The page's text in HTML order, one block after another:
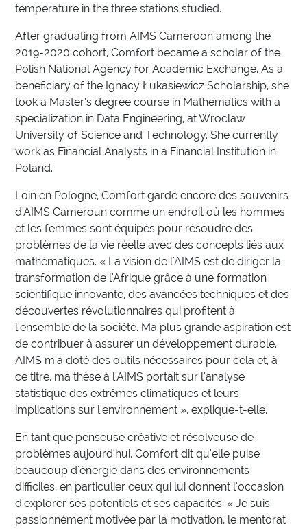
temperature in the three stations studied.
After graduating from AIMS Cameroon among the
2019-2020 cohort, Comfort became a scholar of the
Polish National Agency for Academic Exchange. As a
beneficiary of the Ignacy Łukasiewicz Scholarship, she
took a Master’s degree course in Mathematics with a
specialization in Data Engineering, at Wroclaw
University of Science and Technology. She currently
work as Financial Analysts in a Financial Institution in
Poland.
Loin en Pologne, Comfort garde encore des souvenirs
d'AIMS Cameroun comme un endroit où les hommes
et les femmes sont équipés pour résoudre des
problèmes de la vie réelle avec des concepts liés aux
mathématiques. « La vision de l'AIMS est de diriger la
transformation de l'Afrique grâce à une formation
scientifique innovante, des avancées techniques et des
découvertes révolutionnaires qui profitent à
l'ensemble de la société. Ma plus grande aspiration est
de contribuer à assurer un développement durable.
AIMS m'a doté des outils nécessaires pour cela et, à
ce titre, ma thèse à l'AIMS portait sur l'analyse
statistique des extrêmes climatiques et leurs
implications sur l'environnement », explique-t-elle.
En tant que penseuse créative et résolveuse de
problèmes aujourd'hui, Comfort dit qu'elle puise
beaucoup d'énergie dans des environnements
difficiles, en particulier ceux qui lui donnent l'occasion
d'explorer ses potentiels et ses capacités. « Je suis
passionnément motivée par la motivation, le mentorat